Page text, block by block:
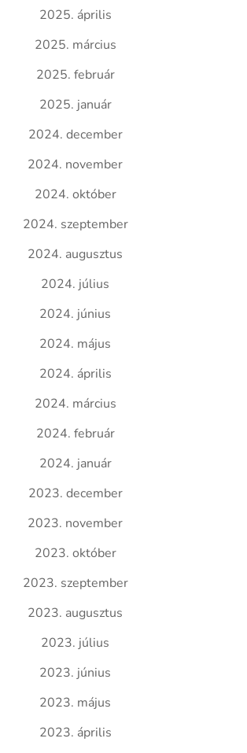
2025. április
2025. március
2025. február
2025. január
2024. december
2024. november
2024. október
2024. szeptember
2024. augusztus
2024. július
2024. június
2024. május
2024. április
2024. március
2024. február
2024. január
2023. december
2023. november
2023. október
2023. szeptember
2023. augusztus
2023. július
2023. június
2023. május
2023. április